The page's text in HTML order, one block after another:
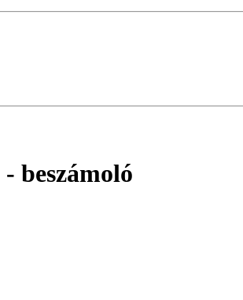
- beszámoló